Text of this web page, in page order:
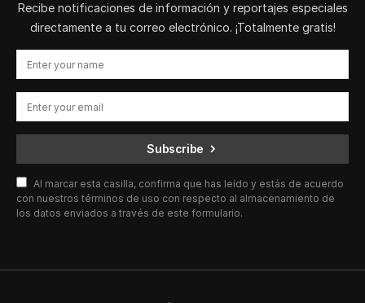
Recibe notificaciones de información y reportajes especiales
directamente a tu correo electrónico. ¡Totalmente gratis!
Subscribe
Al marcar esta casilla, confirma que has leído y estás de acuerdo
con nuestros términos de uso con respecto al almacenamiento de
los datos enviados a través de este formulario.